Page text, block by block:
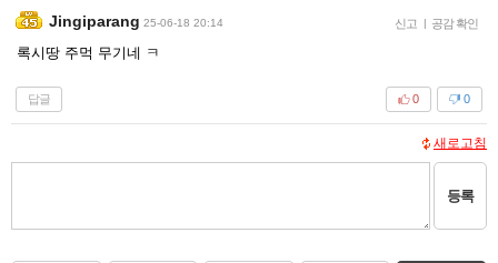
Jingiparang 25-06-18 20:14 신고 | 공감 확인
록시땅 주먹 무기네 ㅋ
답글 0
0
새로고침
등록